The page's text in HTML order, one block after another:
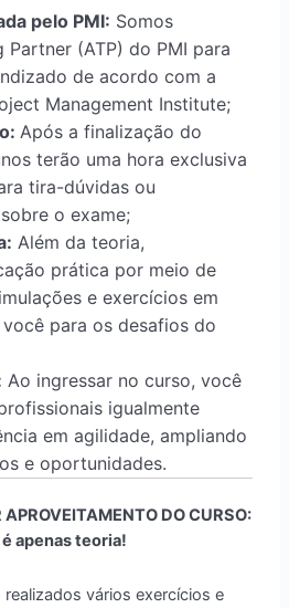
pelo PMI: Somos
Partner (ATP) do PMI para
de acordo com a
Management Institute;
Após a finalização do
terão uma hora exclusiva
tira-dúvidas ou
o exame;
Além da teoria,
prática por meio de
e exercícios em
para os desafios do
Ao ingressar no curso, você
igualmente
em agilidade, ampliando
e oportunidades.
DO CURSO:
apenas teoria!
realizados vários exercícios e